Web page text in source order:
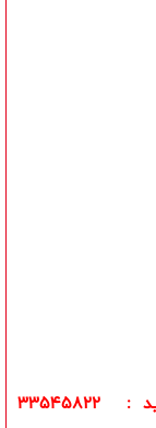
مرکز تماس بوش ایران جهت مشاوره خرید : 33545822